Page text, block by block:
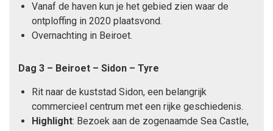
Vanaf de haven kun je het gebied zien waar de
ontploffing in 2020 plaatsvond.
Overnachting in Beiroet.
Dag 3 – Beiroet – Sidon – Tyre
Rit naar de kuststad Sidon, een belangrijk
commercieel centrum met een rijke geschiedenis.
Highlight: Bezoek aan de zogenaamde Sea Castle,